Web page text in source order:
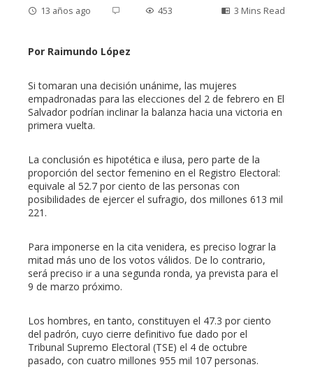
13 años ago 453 3 Mins Read
Por Raimundo López
Si tomaran una decisión unánime, las mujeres
empadronadas para las elecciones del 2 de febrero en El
Salvador podrían inclinar la balanza hacia una victoria en
primera vuelta.
La conclusión es hipotética e ilusa, pero parte de la
proporción del sector femenino en el Registro Electoral:
equivale al 52.7 por ciento de las personas con
posibilidades de ejercer el sufragio, dos millones 613 mil
221.
Para imponerse en la cita venidera, es preciso lograr la
mitad más uno de los votos válidos. De lo contrario,
será preciso ir a una segunda ronda, ya prevista para el
9 de marzo próximo.
Los hombres, en tanto, constituyen el 47.3 por ciento
del padrón, cuyo cierre definitivo fue dado por el
Tribunal Supremo Electoral (TSE) el 4 de octubre
pasado, con cuatro millones 955 mil 107 personas.